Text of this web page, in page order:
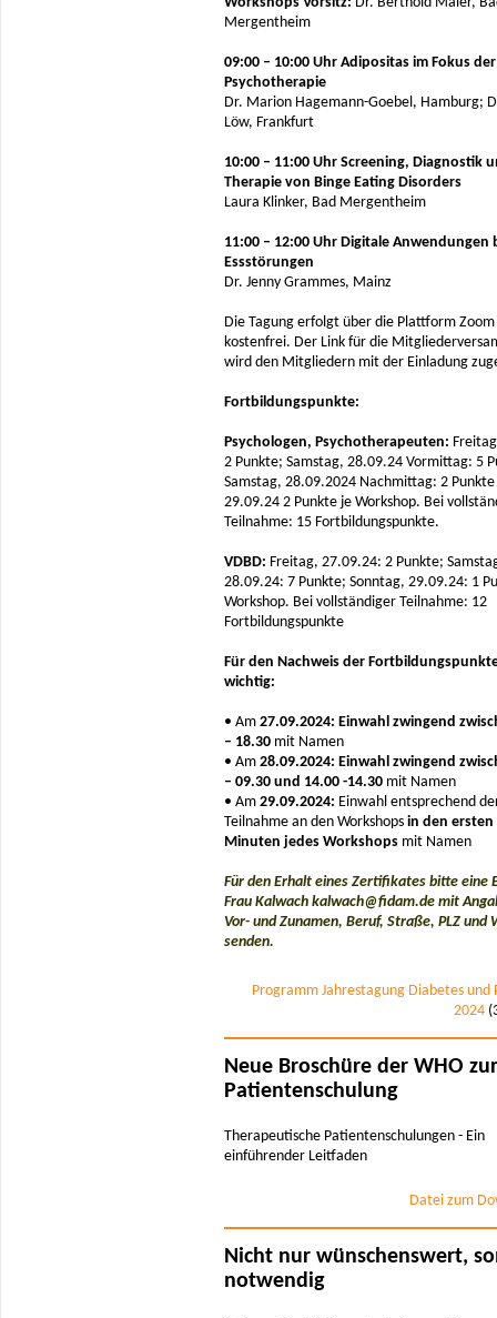
Mergentheim
09:00 – 10:00 Uhr Adipositas im Fokus der
Psychotherapie
Dr. Marion Hagemann-Goebel, Hamburg;
Löw, Frankfurt
10:00 – 11:00 Uhr Screening, Diagnostik
Therapie von Binge Eating Disorders
Laura Klinker, Bad Mergentheim
11:00 – 12:00 Uhr Digitale Anwendungen
Essstörungen
Dr. Jenny Grammes, Mainz
Die Tagung erfolgt über die Plattform
kostenfrei. Der Link für die
wird den Mitgliedern mit der Einladung
Fortbildungspunkte:
Psychologen, Psychotherapeuten:
2 Punkte; Samstag, 28.09.24 Vormittag: 5
Samstag, 28.09.2024 Nachmittag: 2
29.09.24 2 Punkte je Workshop. Bei
Teilnahme: 15 Fortbildungspunkte.
VDBD: Freitag, 27.09.24: 2 Punkte;
28.09.24: 7 Punkte; Sonntag, 29.09.24: 1
Workshop. Bei vollständiger Teilnahme: 12
Fortbildungspunkte
Für den Nachweis der
wichtig:
• Am 27.09.2024: Einwahl zwingend
– 18.30 mit Namen
• Am 28.09.2024: Einwahl zwingend
– 09.30 und 14.00 -14.30 mit Namen
• Am 29.09.2024: Einwahl entsprechend
Teilnahme an den Workshops in den ersten
Minuten jedes Workshops mit Namen
Für den Erhalt eines Zertifikates bitte eine
Frau Kalwach kalwach@fidam.de mit
Vor- und Zunamen, Beruf, Straße, PLZ und
senden.
Programm Jahrestagung Diabetes und
2024
Neue Broschüre der WHO zur
Patientenschulung
Therapeutische Patientenschulungen - Ein
einführender Leitfaden
Datei zum
Nicht nur wünschenswert,
notwendig